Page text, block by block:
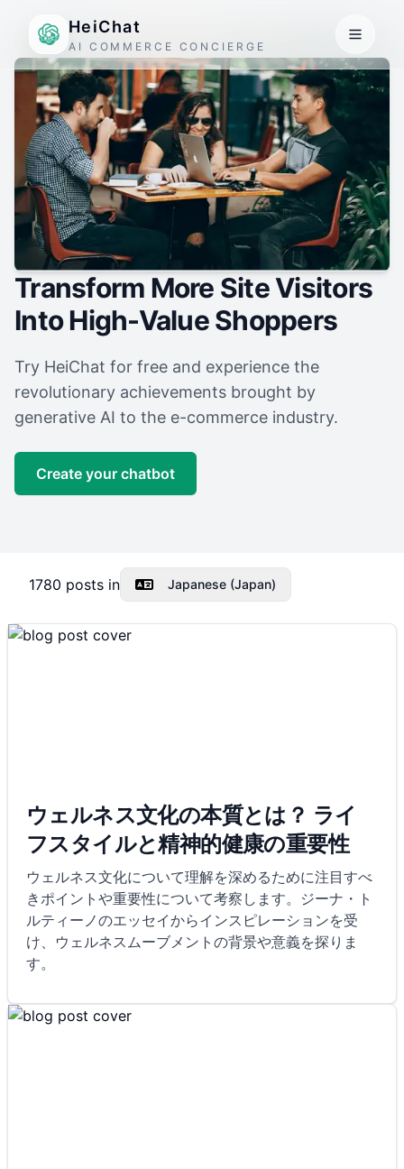
HeiChat
AI COMMERCE CONCIERGE
Transform More Site Visitors
Into High-Value Shoppers
Try HeiChat for free and experience the
revolutionary achievements brought by
generative AI to the e-commerce industry.
Create your chatbot
1780 posts in Japanese (Japan)
ウェルネス文化の本質とは？ ライ
フスタイルと精神的健康の重要性
ウェルネス文化について理解を深めるために注目すべ
きポイントや重要性について考察します。ジーナ・ト
ルティーノのエッセイからインスピレーションを受
け、ウェルネスムーブメントの背景や意義を探りま
す。